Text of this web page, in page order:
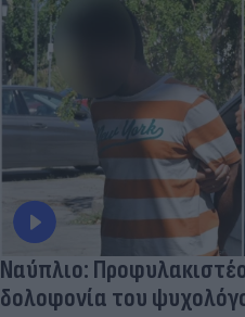
Ναύπλιο:
δολοφονία του